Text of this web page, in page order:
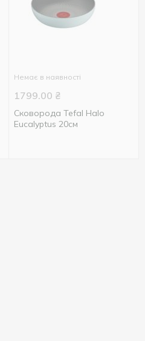
Немає в наявності
1799.00 ₴
Сковорода Tefal Halo
Eucalyptus 20см